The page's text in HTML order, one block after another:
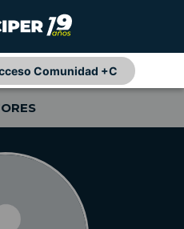
Comunidad +C